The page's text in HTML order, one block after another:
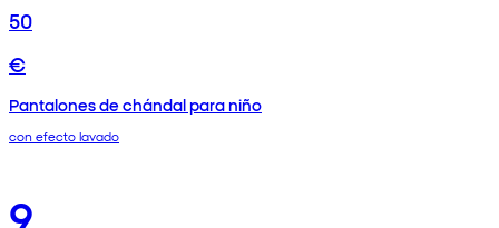
50
€
Pantalones de chándal para niño
con efecto lavado
9